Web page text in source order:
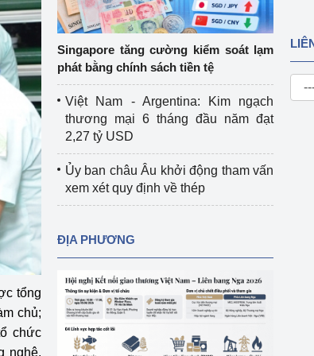
chai chứa
dưỡng
an toàn
trường
Phi
Mỹ
tổng
chủ;
chức
nghệ,
Singapore tăng cường kiểm soát lạm
phát bằng chính sách tiền tệ
Việt Nam - Argentina: Kim ngạch
thương mại 6 tháng đầu năm đạt
2,27 tỷ USD
Ủy ban châu Âu khởi động tham vấn
xem xét quy định về thép
ĐỊA PHƯƠNG